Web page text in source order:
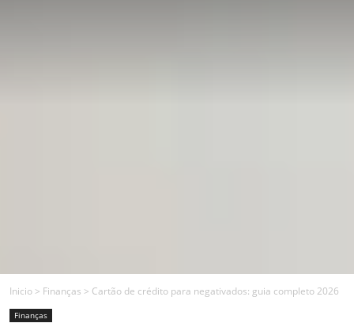
Inicio > Finanças > Cartão de crédito para negativados: guia completo 2026
Finanças